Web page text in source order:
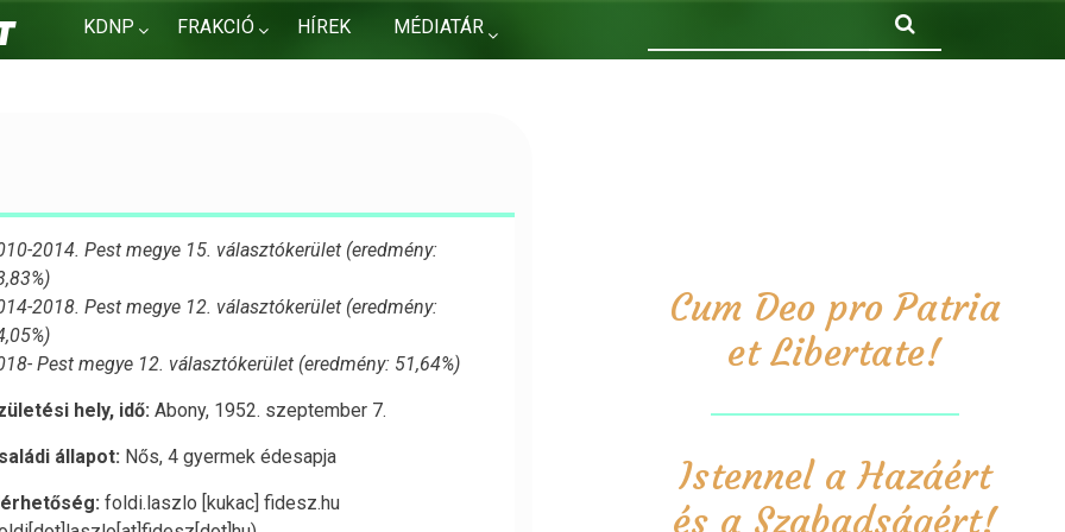
KDNP FRAKCIÓ HÍREK MÉDIATÁR
2014. Pest megye 15. választókerület (eredmény:
2018. Pest megye 12. választókerület (eredmény:
Pest megye 12. választókerület (eredmény: 51,64%)
hely, idő: Abony, 1952. szeptember 7.
állapot: Nős, 4 gyermek édesapja
foldi.laszlo [kukac] fidesz.hu
Cum Deo pro Patria
et Libertate!
Istennel a Hazáért
és a Szabadságért!